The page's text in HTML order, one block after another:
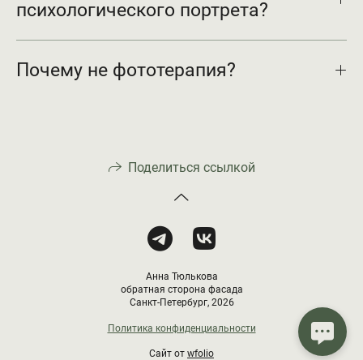
психологического портрета?
Почему не фототерапия?
Поделиться ссылкой
Анна Тюлькова
обратная сторона фасада
Санкт-Петербург, 2026
Политика конфиденциальности
Сайт от wfolio